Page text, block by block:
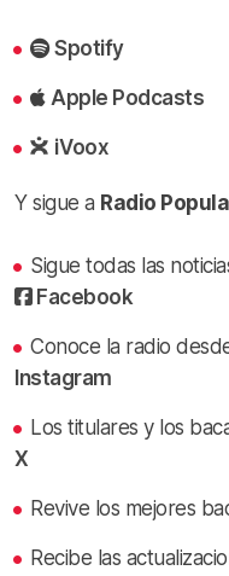
Spotify
Apple Podcasts
iVoox
Y sigue a Radio
Sigue todas las
Facebook
Conoce la radio
Instagram
Los titulares y los
X
Revive los mejores
Recibe las